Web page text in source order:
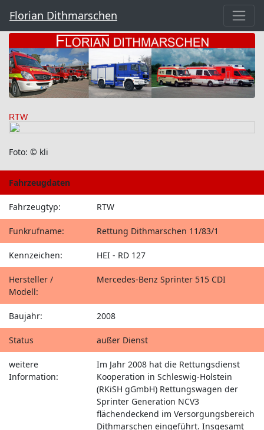
Florian Dithmarschen
RTW
Foto: © kli
Fahrzeugdaten
Fahrzeugtyp: RTW
Funkrufname: Rettung Dithmarschen 11/83/1
Kennzeichen: HEI - RD 127
Hersteller /
Modell:
Mercedes-Benz Sprinter 515 CDI
Baujahr: 2008
Status außer Dienst
weitere
Information:
Im Jahr 2008 hat die Rettungsdienst
Kooperation in Schleswig-Holstein
(RKiSH gGmbH) Rettungswagen der
Sprinter Generation NCV3
flächendeckend im Versorgungsbereich
Dithmarschen eingeführt. Insgesamt